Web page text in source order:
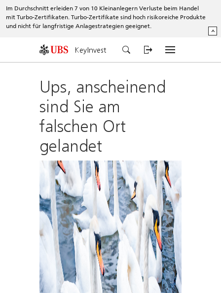
Im Durchschnitt erleiden 7 von 10 Kleinanlegern Verluste beim Handel
mit Turbo-Zertifikaten. Turbo-Zertifikate sind hoch risikoreiche Produkte
und nicht für langfristige Anlagestrategien geeignet.
^
KeyInvest
Ups, anscheinend
sind Sie am
falschen Ort
gelandet